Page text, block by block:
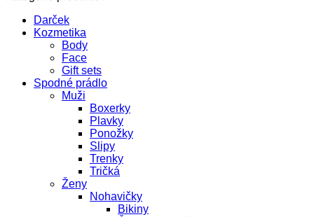
Darček
Kozmetika
Body
Face
Gift sets
Spodné prádlo
Muži
Boxerky
Plavky
Ponožky
Slipy
Trenky
Tričká
Ženy
Nohavičky
Bikiny